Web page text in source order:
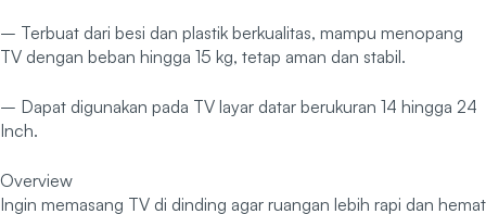
– Terbuat dari besi dan plastik berkualitas, mampu menopang
TV dengan beban hingga 15 kg, tetap aman dan stabil.
– Dapat digunakan pada TV layar datar berukuran 14 hingga 24
Inch.
Overview
Ingin memasang TV di dinding agar ruangan lebih rapi dan hemat